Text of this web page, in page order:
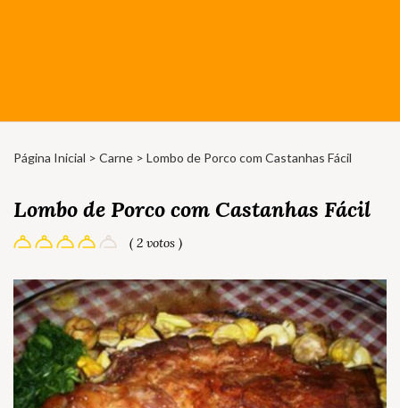
Página Inicial > Carne > Lombo de Porco com Castanhas Fácil
Lombo de Porco com Castanhas Fácil
( 2 votos )